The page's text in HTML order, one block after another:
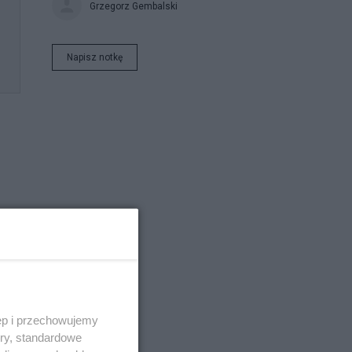
Grzegorz Gembalski
Napisz notkę
i przechowujemy
standardowe